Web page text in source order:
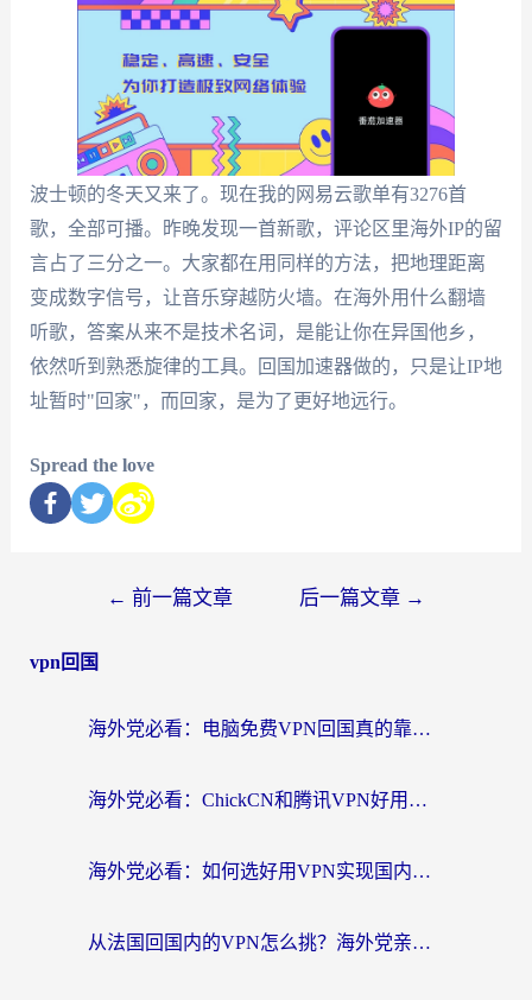
波士顿的冬天又来了。现在我的网易云歌单有3276首
歌，全部可播。昨晚发现一首新歌，评论区里海外IP的留
言占了三分之一。大家都在用同样的方法，把地理距离
变成数字信号，让音乐穿越防火墙。在海外用什么翻墙
听歌，答案从来不是技术名词，是能让你在异国他乡，
依然听到熟悉旋律的工具。回国加速器做的，只是让IP地
址暂时"回家"，而回家，是为了更好地远行。
Spread the love
← 前一篇文章 后一篇文章 →
vpn回国
海外党必看：电脑免费VPN回国真的靠谱吗？附实测对比与最优方案指南
海外党必看：ChickCN和腾讯VPN好用吗？3招选对回国加速器，告别地区限制
海外党必看：如何选好用VPN实现国内资源无缝访问？从越南到全球都适用
从法国回国内的VPN怎么挑？海外党亲测：稳定、多端、安全才是关键